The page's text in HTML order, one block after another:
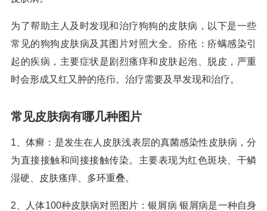
为了帮助主人及时发现和治疗狗狗的皮肤病，以下是一些
常见的狗狗皮肤病及其图片对照大全。疥疮：疥螨感染引
起的疾病，主要症状是剧烈瘙痒和皮肤起泡、脱皮，严重
时会形成又红又肿的疮疖。治疗需要及早发现和治疗。
常见皮肤病有哪几种图片
1、体癣：是发生在人皮肤浅表层的真菌感染性皮肤病，分
为直接接触和间接接触传染。主要表现为红色斑块、干鳞
湿硬、皮肤瘙痒、多环重叠。
2、人体100种皮肤病对照图片：银屑病 银屑病是一种自身